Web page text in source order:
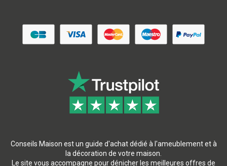
Conseils Maison est un guide d'achat dédié à l'ameublement et à
la décoration de votre maison.
Le site vous accompagne pour dénicher les meilleures offres de